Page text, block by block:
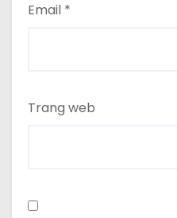
Email *
Trang web